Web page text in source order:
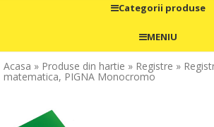
Categorii produse
MENIU
Acasa » Produse din hartie » Registre »
matematica, PIGNA Monocromo